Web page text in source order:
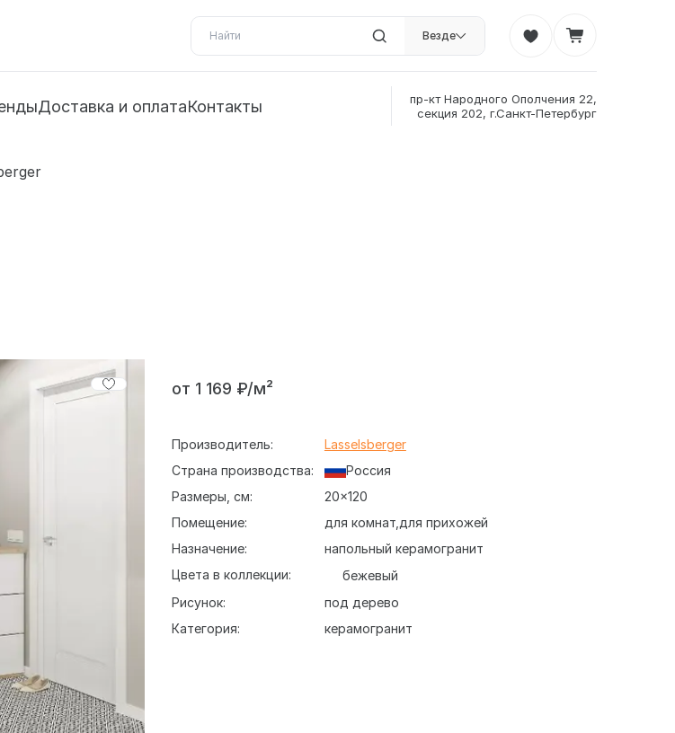
Везде
Доставка и оплатаКонтакты
пр-кт Народного Ополчения 22,
секция 202, г.Санкт-Петербург
от 1 169 ₽/м²
Производитель:
Lasselsberger
Страна производства:
Россия
Размеры, см:
20x120
Помещение:
для комнат для прихожей
Назначение:
напольный керамогранит
Цвета в коллекции:
бежевый
Рисунок:
под дерево
Категория:
керамогранит